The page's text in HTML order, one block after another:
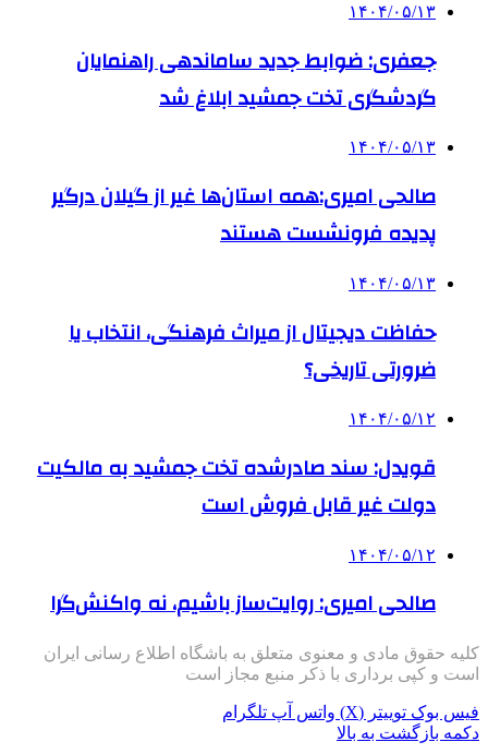
۱۴۰۴/۰۵/۱۳
جعفری: ضوابط جدید ساماندهی راهنمایان
گردشگری تخت جمشید ابلاغ شد
۱۴۰۴/۰۵/۱۳
صالحی امیری:همه استان‌ها غیر از گیلان درگیر
پدیده فرونشست هستند
۱۴۰۴/۰۵/۱۳
حفاظت دیجیتال از میراث فرهنگی، انتخاب یا
ضرورتی تاریخی؟
۱۴۰۴/۰۵/۱۲
قویدل: سند صادرشده تخت جمشید به مالکیت
دولت غیر قابل فروش است
۱۴۰۴/۰۵/۱۲
صالحی امیری: روایت‌ساز باشیم، نه واکنش‌گرا
کلیه حقوق مادی و معنوی متعلق به باشگاه اطلاع رسانی ایران
است و کپی برداری با ذکر منبع مجاز است
فیس بوک توییتر (X) واتس آپ تلگرام
دکمه بازگشت به بالا